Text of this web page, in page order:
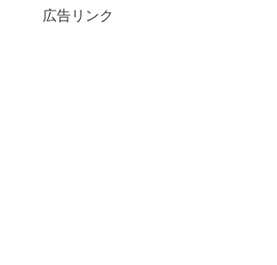
広告リンク